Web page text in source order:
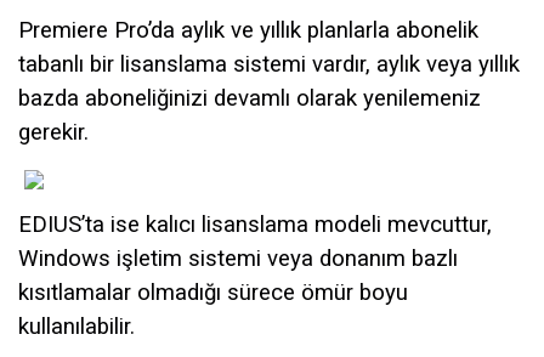
Premiere Pro’da aylık ve yıllık planlarla abonelik
tabanlı bir lisanslama sistemi vardır, aylık veya yıllık
bazda aboneliğinizi devamlı olarak yenilemeniz
gerekir.
EDIUS’ta ise kalıcı lisanslama modeli mevcuttur,
Windows işletim sistemi veya donanım bazlı
kısıtlamalar olmadığı sürece ömür boyu
kullanılabilir.